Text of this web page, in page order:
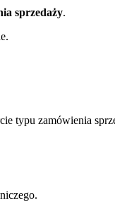
sprzedaży.
typu zamówienia